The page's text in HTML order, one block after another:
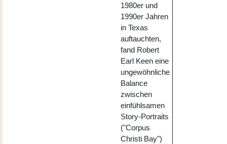
1980er und
1990er Jahren
in Texas
auftauchten,
fand Robert
Earl Keen eine
ungewöhnliche
Balance
zwischen
einfühlsamen
Story-Portraits
("Corpus
Christi Bay")